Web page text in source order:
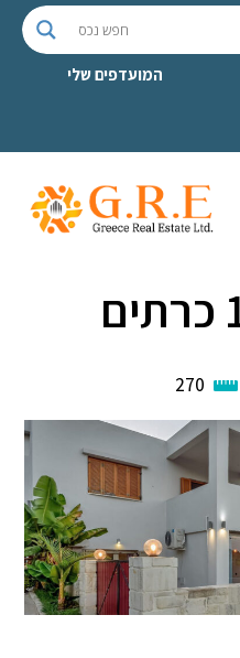
המועדפים שלי
270